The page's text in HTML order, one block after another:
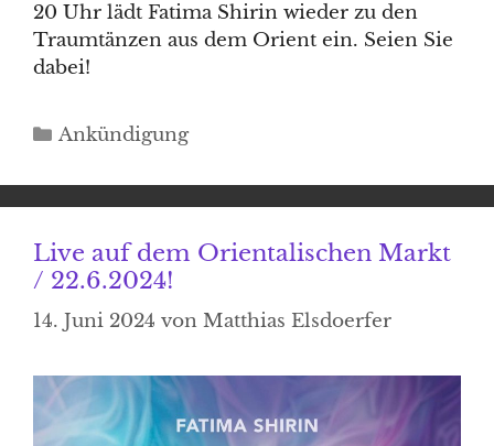
20 Uhr lädt Fatima Shirin wieder zu den
Traumtänzen aus dem Orient ein. Seien Sie
dabei!
Kategorien
Ankündigung
Live auf dem Orientalischen Markt
/ 22.6.2024!
14. Juni 2024 von Matthias Elsdoerfer